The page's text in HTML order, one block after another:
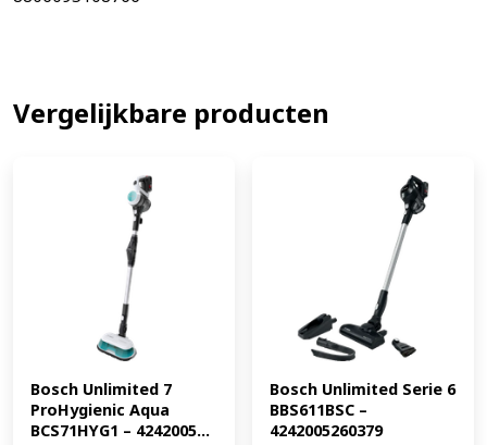
waardoor hij 99,999 procent van de stofdeeltjes
opvangt. Je laadt de lichtgewicht stofzuiger op in het
8806095108766MPN: VS20B75AER4/WA Bekijk de
aanbiedingen van alle Samsung stofzuigers en ontvang
de laagste prijs.
Vergelijkbare producten
Bosch Unlimited 7
ProHygienic Aqua
BCS71HYG1 – 4242005...
Bosch Unlimited Serie 6
BBS611BSC –
4242005260379